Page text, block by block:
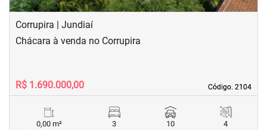
Corrupira | Jundiaí
Código. 2104
Código. 2104
Chácara à venda no Corrupira
R$ 1.690.000,00
0,00 m²
3
10
4